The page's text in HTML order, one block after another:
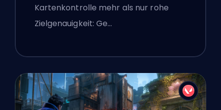
Smokes
Kartenkontrolle mehr als nur rohe
Zielgenauigkeit: Ge…